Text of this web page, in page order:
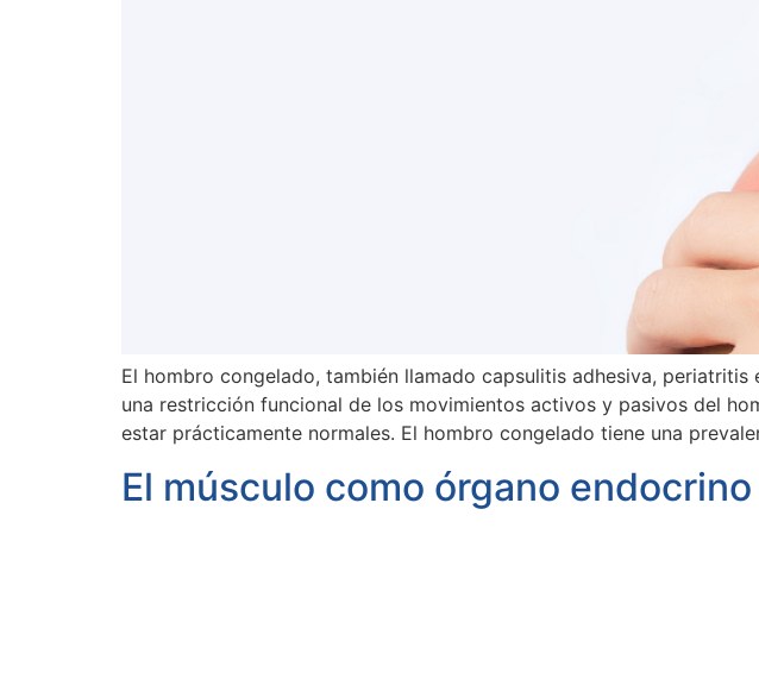
El hombro congelado, también llamado capsulitis adhesiva,
una restricción funcional de los movimientos activos y pasivos del
estar prácticamente normales. El hombro congelado tiene una
El músculo como órgano endocrino